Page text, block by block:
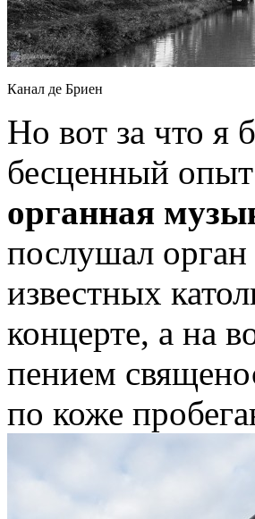
Канал де Бриен
Но вот за что я
бесценный
органная
послушал
известных
концерте, а на
пением
по коже